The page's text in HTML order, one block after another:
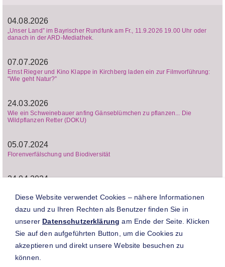
04.08.2026
„Unser Land” im Bayrischer Rundfunk am Fr., 11.9.2026 19.00 Uhr oder
danach in der ARD-Mediathek.
07.07.2026
Ernst Rieger und Kino Klappe in Kirchberg laden ein zur Filmvorführung:
“Wie geht Natur?”
24.03.2026
Wie ein Schweinebauer anfing Gänseblümchen zu pflanzen... Die
Wildpflanzen Retter (DOKU)
05.07.2024
Florenverfälschung und Biodiversität
24.04.2024
sieht
19.04.2024
Verdienstorden für Ernst Rieger: Saatgut-Pionier aus Blaufelden wird
geehrt
17.04.2024
Diese Website verwendet Cookies – nähere Informationen
dazu und zu Ihren Rechten als Benutzer finden Sie in
unserer Datenschutzerklärung am Ende der Seite. Klicken
Sie auf den aufgeführten Button, um die Cookies zu
akzeptieren und direkt unsere Website besuchen zu
können.